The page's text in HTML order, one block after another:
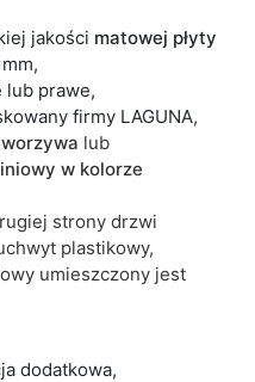
jakości matowej płyty
lub prawe,
firmy LAGUNA,
lub
w kolorze
strony drzwi
plastikowy,
umieszczony jest
dodatkowa,